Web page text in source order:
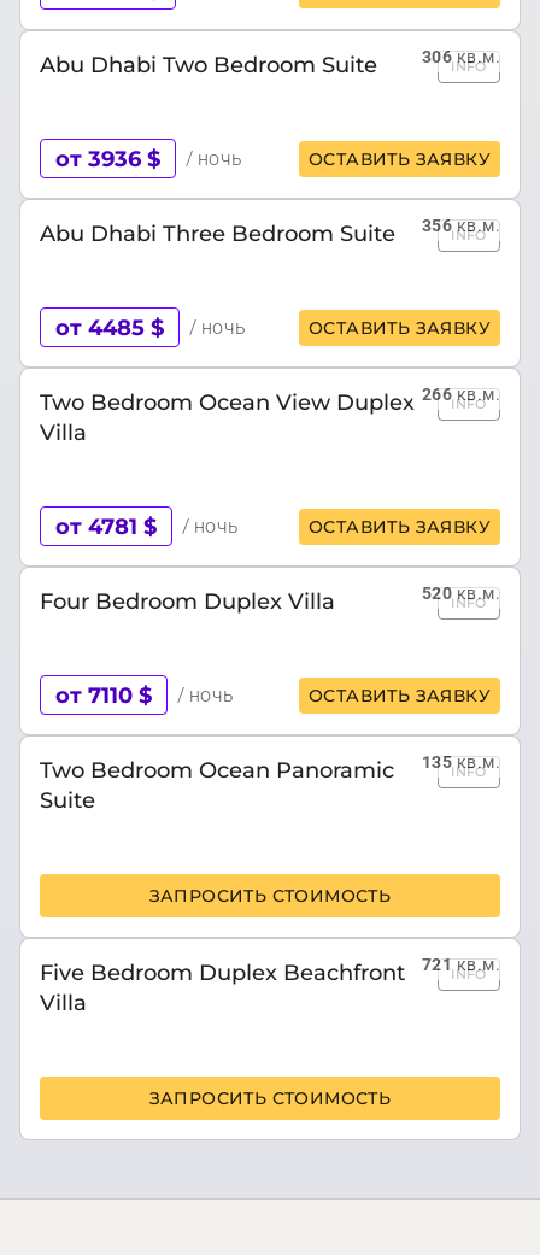
306кв.м.
Abu Dhabi Two Bedroom Suite INFO
от 3936 $ / ночь ОСТАВИТЬ ЗАЯВКУ
356кв.м.
Abu Dhabi Three Bedroom Suite INFO
от 4485 $ / ночь ОСТАВИТЬ ЗАЯВКУ
266кв.м.
Two Bedroom Ocean View Duplex
Villa
INFO
от 4781 $ / ночь ОСТАВИТЬ ЗАЯВКУ
520кв.м.
Four Bedroom Duplex Villa INFO
от 7110 $ / ночь ОСТАВИТЬ ЗАЯВКУ
135кв.м.
Two Bedroom Ocean Panoramic
Suite
INFO
ЗАПРОСИТЬ СТОИМОСТЬ
721кв.м.
Five Bedroom Duplex Beachfront
Villa
INFO
ЗАПРОСИТЬ СТОИМОСТЬ